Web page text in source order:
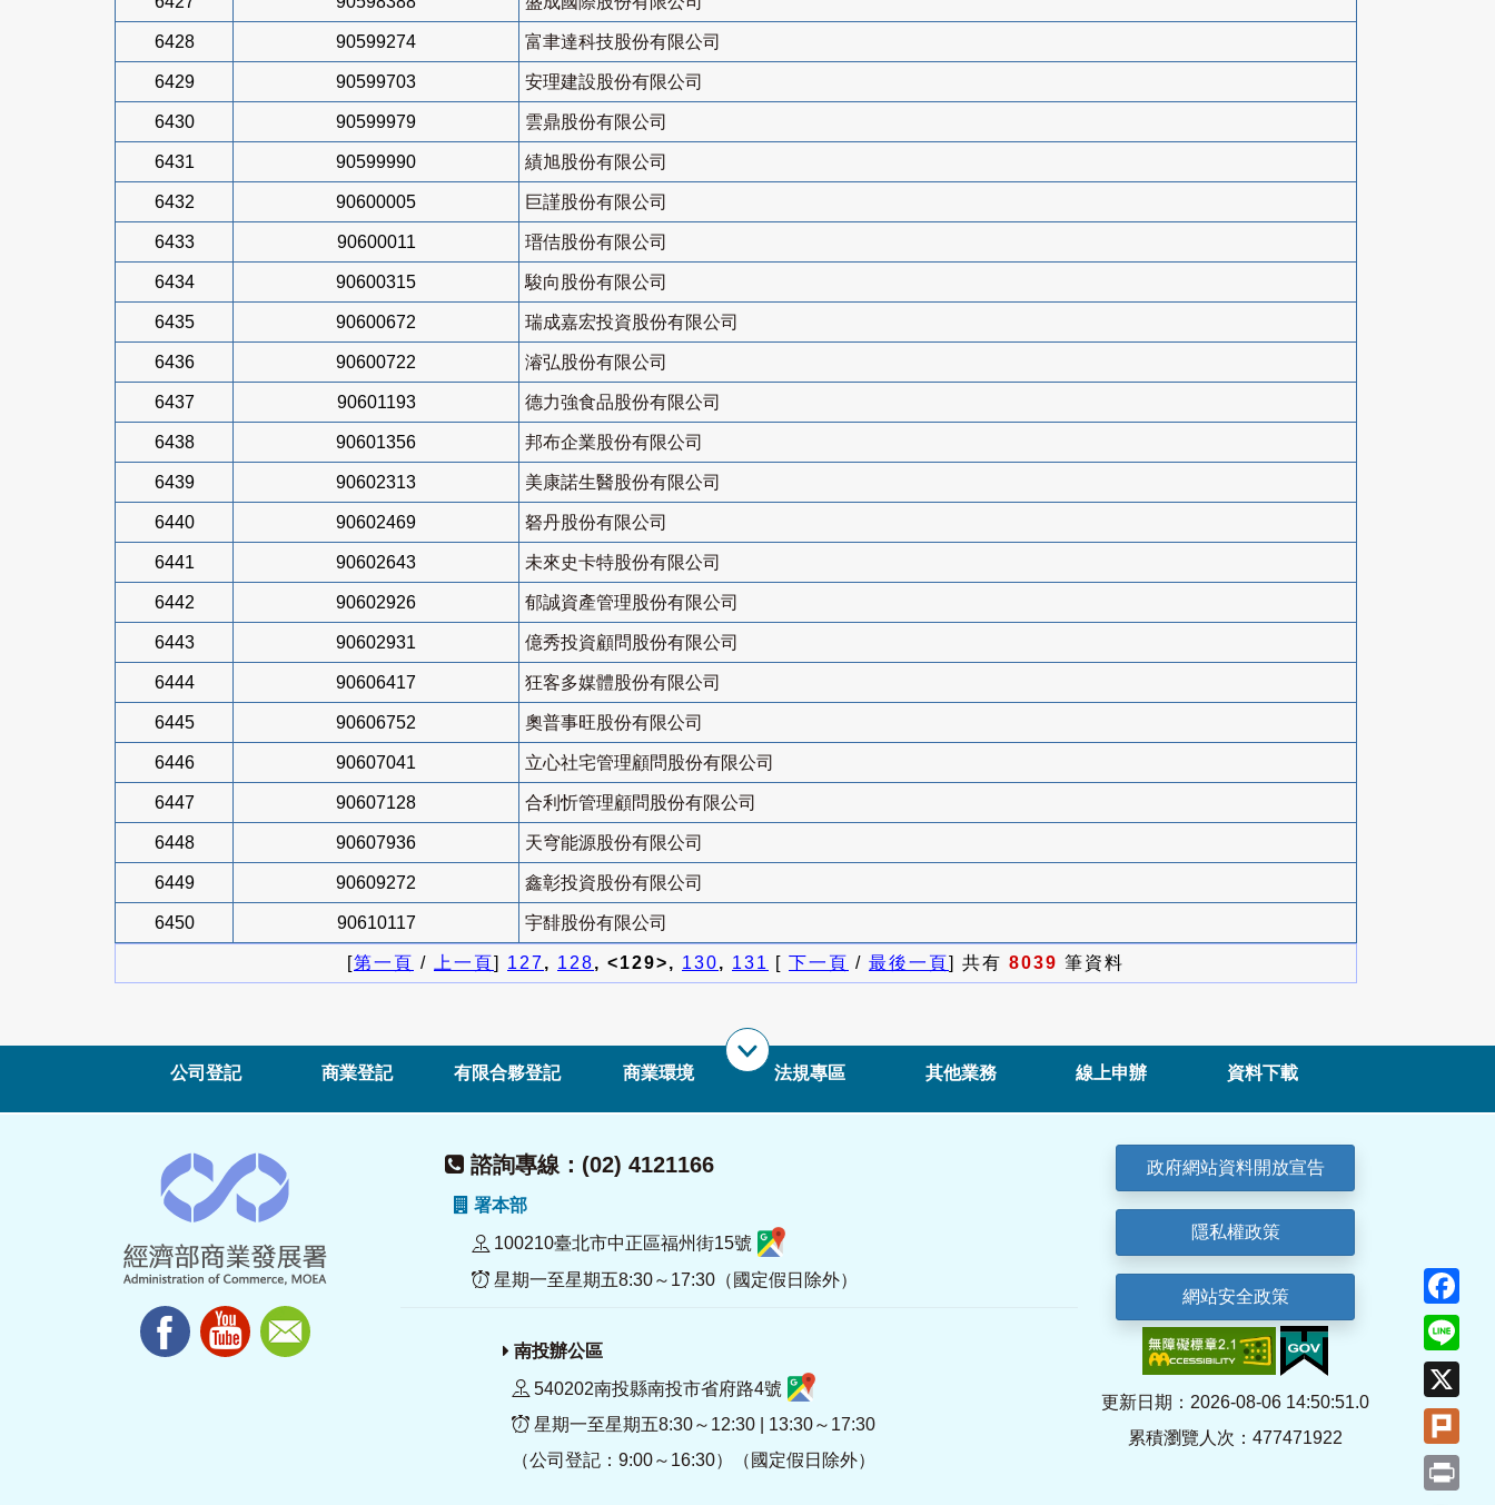
6428 90599274 富聿達科技股份有限公司
6429 90599703 安理建設股份有限公司
6430 90599979 雲鼎股份有限公司
6431 90599990 績旭股份有限公司
6432 90600005 巨謹股份有限公司
6433 90600011 瑨佶股份有限公司
6434 90600315 駿向股份有限公司
6435 90600672 瑞成嘉宏投資股份有限公司
6436 90600722 濬弘股份有限公司
6437 90601193 德力強食品股份有限公司
6438 90601356 邦布企業股份有限公司
6439 90602313 美康諾生醫股份有限公司
6440 90602469 砮丹股份有限公司
6441 90602643 未來史卡特股份有限公司
6442 90602926 郁誠資產管理股份有限公司
6443 90602931 億秀投資顧問股份有限公司
6444 90606417 狂客多媒體股份有限公司
6445 90606752 奧普事旺股份有限公司
6446 90607041 立心社宅管理顧問股份有限公司
6447 90607128 合利忻管理顧問股份有限公司
6448 90607936 天穹能源股份有限公司
6449 90609272 鑫彰投資股份有限公司
6450 90610117 宇馡股份有限公司
[第一頁 / 上一頁] 127, 128, <129>, 130, 131 [ 下一頁 / 最後一頁] 共有 8039 筆資料
公司登記 商業登記 有限合夥登記 商業環境 法規專區 其他業務 線上申辦 資料下載
諮詢專線：(02) 4121166
署本部
100210臺北市中正區福州街15號
星期一至星期五8:30～17:30（國定假日除外）
南投辦公區
540202南投縣南投市省府路4號
星期一至星期五8:30～12:30 | 13:30～17:30
（公司登記：9:00～16:30）（國定假日除外）
政府網站資料開放宣告
隱私權政策
網站安全政策
更新日期：2026-08-06 14:50:51.0
累積瀏覽人次：477471922